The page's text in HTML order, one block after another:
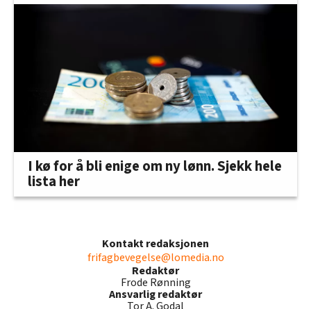
I kø for å bli enige om ny lønn. Sjekk hele
lista her
Kontakt redaksjonen
frifagbevegelse@lomedia.no
Redaktør
Frode Rønning
Ansvarlig redaktør